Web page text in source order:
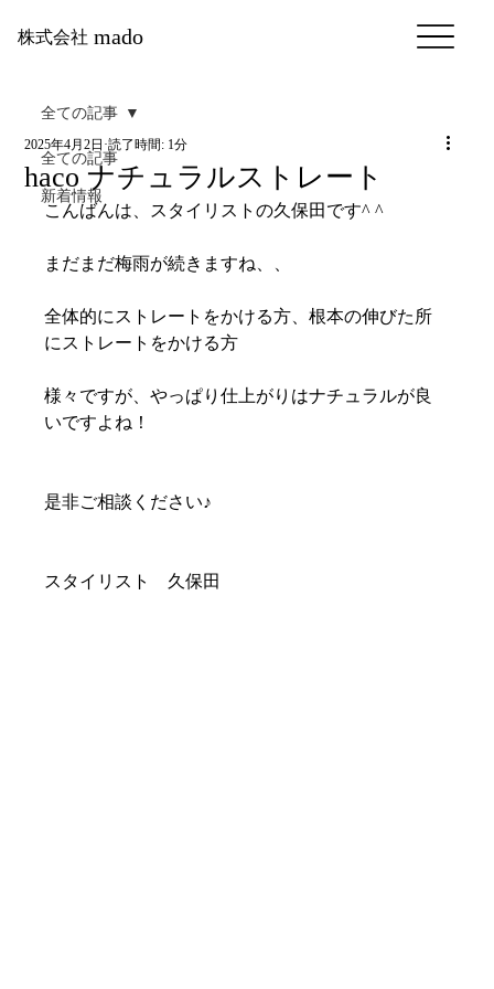
株式会社 mado
全ての記事
新着情報
全ての記事
haco ナチュラルストレート
2025年4月2日 読了時間: 1分
こんばんは、スタイリストの久保田です^ ^
まだまだ梅雨が続きますね、、
全体的にストレートをかける方、根本の伸びた所
にストレートをかける方
様々ですが、やっぱり仕上がりはナチュラルが良
いですよね！
是非ご相談ください♪
スタイリスト　久保田